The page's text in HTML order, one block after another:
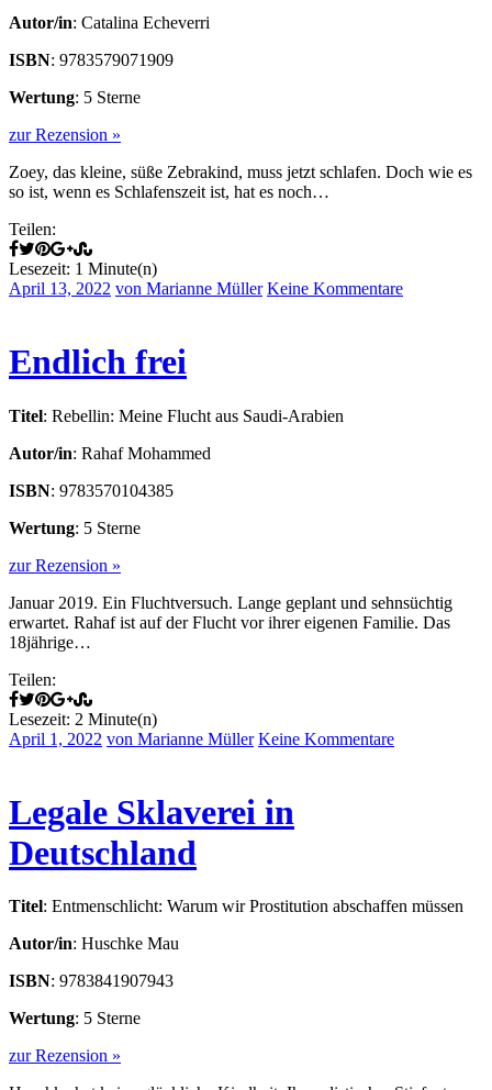
Autor/in: Catalina Echeverri
ISBN: 9783579071909
Wertung: 5 Sterne
zur Rezension »
Zoey, das kleine, süße Zebrakind, muss jetzt schlafen. Doch wie es
so ist, wenn es Schlafenszeit ist, hat es noch…
Teilen:
Lesezeit: 1 Minute(n)
April 13, 2022 von Marianne Müller Keine Kommentare
Endlich frei
Titel: Rebellin: Meine Flucht aus Saudi-Arabien
Autor/in: Rahaf Mohammed
ISBN: 9783570104385
Wertung: 5 Sterne
zur Rezension »
Januar 2019. Ein Fluchtversuch. Lange geplant und sehnsüchtig
erwartet. Rahaf ist auf der Flucht vor ihrer eigenen Familie. Das
18jährige…
Teilen:
Lesezeit: 2 Minute(n)
April 1, 2022 von Marianne Müller Keine Kommentare
Legale Sklaverei in
Deutschland
Titel: Entmenschlicht: Warum wir Prostitution abschaffen müssen
Autor/in: Huschke Mau
ISBN: 9783841907943
Wertung: 5 Sterne
zur Rezension »